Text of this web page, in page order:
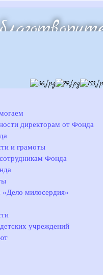
детям-
директорам от Фонда
и грамоты
Фонда
милосердия»
учреждений